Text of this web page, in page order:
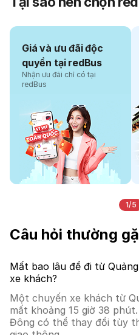
Giá và ưu đãi độc
quyền tại redBus
Nhận ưu đãi chỉ có tại
redBus
1/5
Câu hỏi thường
Mất bao lâu để đi từ
xe khách?
Một chuyến xe khách từ
mất khoảng 15 giờ 38
Đông có thể thay đổi tùy